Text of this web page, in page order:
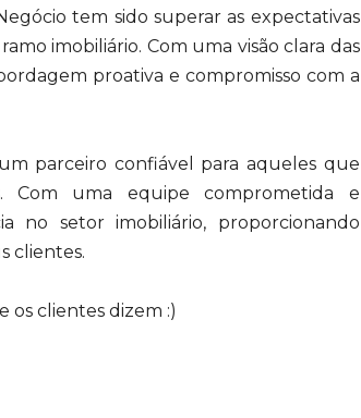
tem sido superar as expectativas
imobiliário. Com uma visão clara das
proativa e compromisso com a
parceiro confiável para aqueles que
Com uma equipe comprometida e
no setor imobiliário, proporcionando
clientes.
os clientes dizem :)